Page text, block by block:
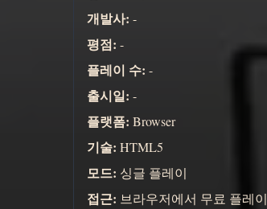
개발사: -
평점: -
플레이 수: -
출시일: -
플랫폼: Browser
기술: HTML5
모드: 싱글 플레이
접근: 브라우저에서 무료 플레이